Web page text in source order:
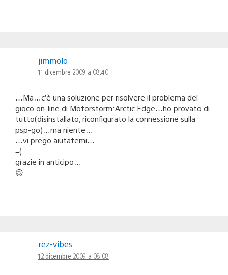
jimmolo
11 dicembre 2009 a 08:40
…Ma…c’è una soluzione per risolvere il problema del
gioco on-line di Motorstorm:Arctic Edge…ho provato di
tutto(disinstallato, riconfigurato la connessione sulla
psp-go)…ma niente…
…vi prego aiutatemi…
=(
grazie in anticipo…
😉
rez-vibes
12 dicembre 2009 a 08:08